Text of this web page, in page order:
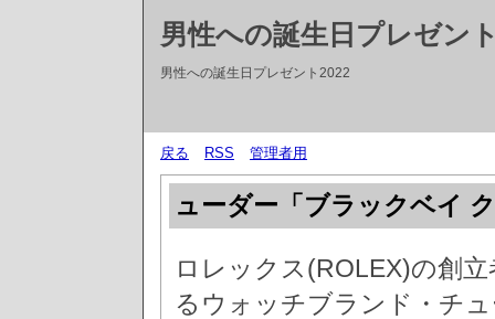
男性への誕生日プレゼン
男性への誕生日プレゼント2022
戻る RSS 管理者用
ューダー「ブラックベイ
ロレックス(ROLEX)の創
るウォッチブランド・チ